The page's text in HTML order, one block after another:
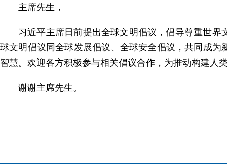
主席先生，
习近平主席日前提出全球文明倡议，倡导尊重世
球文明倡议同全球发展倡议、全球安全倡议，共同成
智慧。欢迎各方积极参与相关倡议合作，为推动构建人
谢谢主席先生。